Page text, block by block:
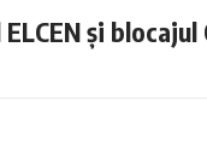
și blocajul